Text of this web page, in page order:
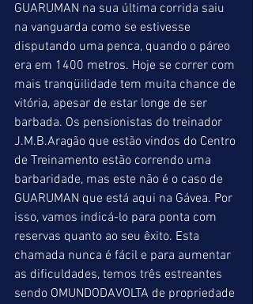
GUARUMAN na sua última corrida saiu
na vanguarda como se estivesse
disputando uma penca, quando o páreo
era em 1400 metros. Hoje se correr com
mais tranqüilidade tem muita chance de
vitória, apesar de estar longe de ser
barbada. Os pensionistas do treinador
J.M.B.Aragão que estão vindos do Centro
de Treinamento estão correndo uma
barbaridade, mas este não é o caso de
GUARUMAN que está aqui na Gávea. Por
isso, vamos indicá-lo para ponta com
reservas quanto ao seu êxito. Esta
chamada nunca é fácil e para aumentar
as dificuldades, temos três estreantes
sendo OMUNDODAVOLTA de propriedade